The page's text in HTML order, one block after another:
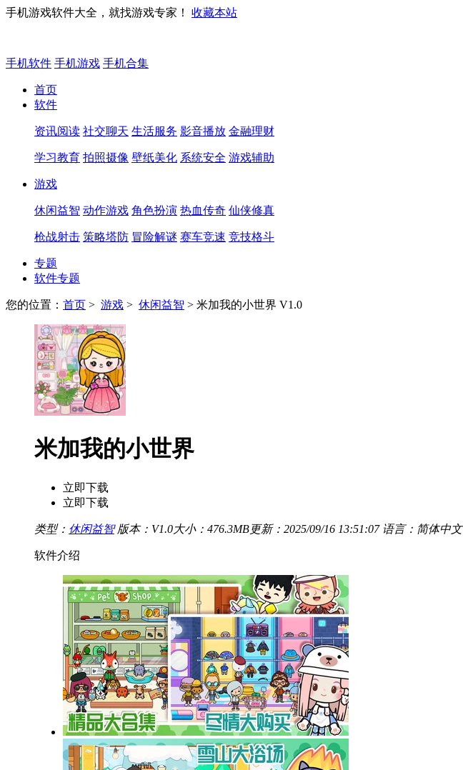
手机游戏软件大全，就找游戏专家！ 收藏本站
手机软件 手机游戏 手机合集
首页
软件
资讯阅读 社交聊天 生活服务 影音播放 金融理财
学习教育 拍照摄像 壁纸美化 系统安全 游戏辅助
游戏
休闲益智 动作游戏 角色扮演 热血传奇 仙侠修真
枪战射击 策略塔防 冒险解谜 赛车竞速 竞技格斗
专题
软件专题
您的位置： 首页 > 游戏 > 休闲益智 > 米加我的小世界 V1.0
米加我的小世界
立即下载
立即下载
类型： 休闲益智 版本：V1.0大小：476.3MB更新：2025/09/16 13:51:07 语言：简体中文
软件介绍